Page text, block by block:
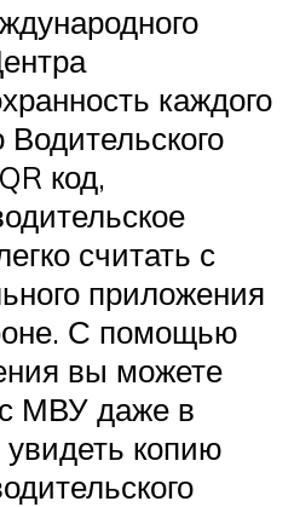
каждого
код,
считать с
приложения
С помощью
вы можете
МВУ даже в
копию